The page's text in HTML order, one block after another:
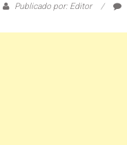
Publicado por: Editor